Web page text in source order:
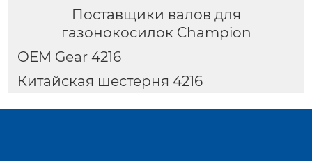
Поставщики валов для
газонокосилок Champion
OEM Gear 4216
Китайская шестерня 4216